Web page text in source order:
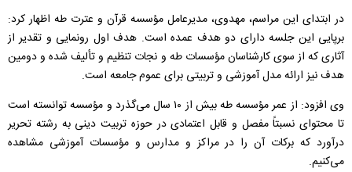
در ابتدای این مراسم، مهدوی، مدیرعامل مؤسسه قرآن و عترت طه اظهار کرد:
برپایی این جلسه دارای دو هدف عمده است. هدف اول رونمایی و تقدیر از
آثاری که از سوی کارشناسان مؤسسات طه و نجات تنظیم و تألیف شده و دومین
هدف نیز ارائه مدل آموزشی و تربیتی برای عموم جامعه است.
وی افزود: از عمر مؤسسه طه بیش از ۱۰ سال می‌گذرد و مؤسسه توانسته است
تا محتوای نسبتاً مفصل و قابل اعتمادی در حوزه تربیت دینی به رشته تحریر
درآورد که برکات آن را در مراکز و مدارس و مؤسسات آموزشی مشاهده
می‌کنیم.